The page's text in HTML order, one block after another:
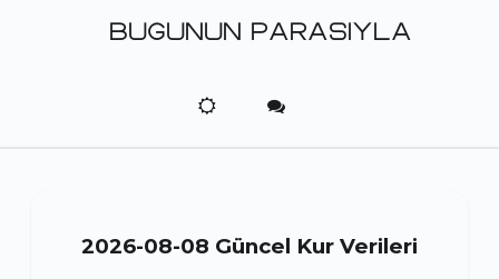
BUGUNUN PARASIYLA
2026-08-08 Güncel Kur Verileri